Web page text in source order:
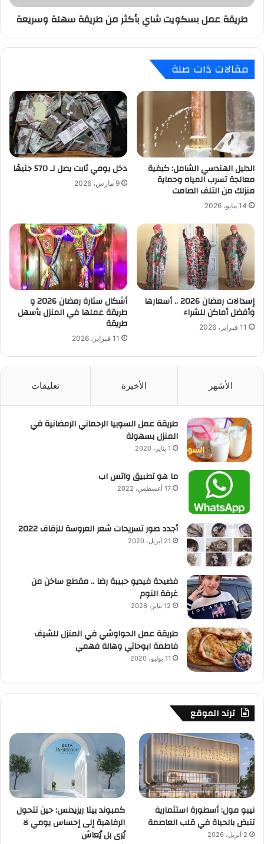
وسريعة
طريقة عمل بسكويت شاي بأكثر من طريقة سهلة وسريعة
مقالات ذات صلة
الدليل الهندسي الشامل: كيفية
معالجة تسرب المياه وحماية
منزلك من التلف الصامت
14 مايو، 2026
دخل يومي ثابت يصل لـ 570 جنيهًا
9 مارس، 2026
إسدالات رمضان 2026 .. أسعارها
وأفضل أماكن للشراء
11 فبراير، 2026
أشكال ستارة رمضان 2026 و
طريقة عملها في المنزل بأسهل
طريقة
11 فبراير، 2026
الأشهر الأخيرة تعليقات
طريقة عمل السوبيا الرحماني الرمضانية في
المنزل بسهولة
1 يناير، 2020
ما هو تطبيق واتس اب
17 أغسطس، 2022
أجدد صور تسريحات شعر العروسة للزفاف 2022
21 أبريل، 2020
فضيحة فيديو حبيبة رضا .. مقطع ساخن من
غرفة النوم
12 يناير، 2026
طريقة عمل الحواوشي في المنزل للشيف
فاطمة ابوحاتي وهالة فهمي
11 يوليو، 2020
ترند الموقع
نيبو مول: أسطورة استثمارية
تنبض بالحياة في قلب العاصمة
2 أبريل، 2026
كمبوند بيتا ريزيدنس: حين تتحول
الرفاهية إلى إحساس يومي لا
يُرى بل يُعاش